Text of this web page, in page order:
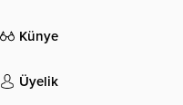
Künye
Üyelik